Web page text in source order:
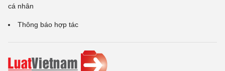
cá nhân
Thông báo hợp tác